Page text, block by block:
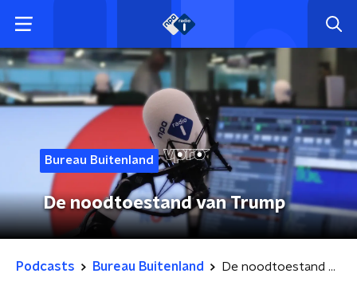
Bureau Buitenland
De noodtoestand van Trump
Podcasts Bureau Buitenland De noodtoestand van Trump